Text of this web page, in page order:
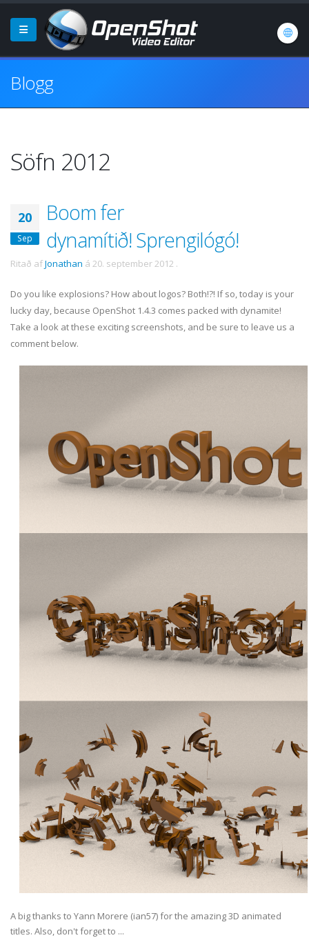
Blogg
Söfn 2012
20
Sep
Boom fer
dynamítið! Sprengilógó!
Ritað afJonathan á 20. september 2012 .
Do you like explosions? How about logos? Both!?! If so, today is your
lucky day, because OpenShot 1.4.3 comes packed with dynamite!
Take a look at these exciting screenshots, and be sure to leave us a
comment below.
A big thanks to Yann Morere (ian57) for the amazing 3D animated
titles. Also, don't forget to ...